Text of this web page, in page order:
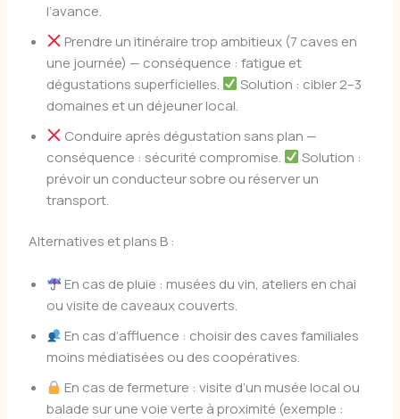
l’avance.
Prendre un itinéraire trop ambitieux (7 caves en
une journée) — conséquence : fatigue et
dégustations superficielles.
Solution : cibler 2–3
domaines et un déjeuner local.
Conduire après dégustation sans plan —
conséquence : sécurité compromise.
Solution :
prévoir un conducteur sobre ou réserver un
transport.
Alternatives et plans B :
En cas de pluie : musées du vin, ateliers en chai
ou visite de caveaux couverts.
En cas d’affluence : choisir des caves familiales
moins médiatisées ou des coopératives.
En cas de fermeture : visite d’un musée local ou
balade sur une voie verte à proximité (exemple :